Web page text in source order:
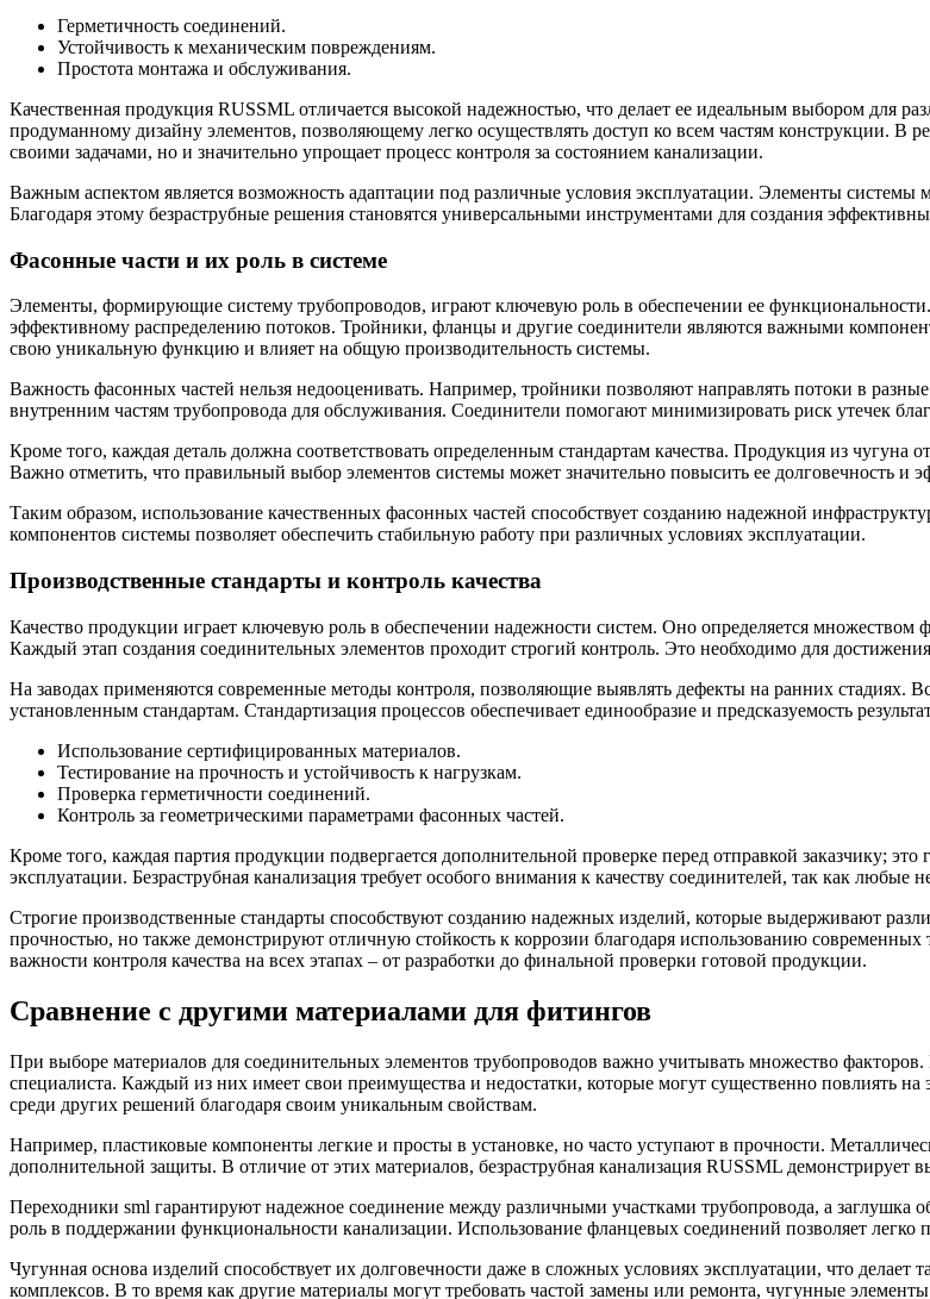
Герметичность соединений.
Устойчивость к механическим повреждениям.
Простота монтажа и обслуживания.
Качественная продукция RUSSML отличается высокой надежностью, что делает ее идеальным выбором для
продуманному дизайну элементов, позволяющему легко осуществлять доступ ко всем частям конструкции. В
своими задачами, но и значительно упрощает процесс контроля за состоянием канализации.
Важным аспектом является возможность адаптации под различные условия эксплуатации. Элементы
Благодаря этому безраструбные решения становятся универсальными инструментами для создания
Фасонные части и их роль в системе
Элементы, формирующие систему трубопроводов, играют ключевую роль в обеспечении ее
эффективному распределению потоков. Тройники, фланцы и другие соединители являются важными
свою уникальную функцию и влияет на общую производительность системы.
Важность фасонных частей нельзя недооценивать. Например, тройники позволяют направлять потоки в
внутренним частям трубопровода для обслуживания. Соединители помогают минимизировать риск утечек
Кроме того, каждая деталь должна соответствовать определенным стандартам качества. Продукция из
Важно отметить, что правильный выбор элементов системы может значительно повысить ее долговечность и
Таким образом, использование качественных фасонных частей способствует созданию надежной
компонентов системы позволяет обеспечить стабильную работу при различных условиях эксплуатации.
Производственные стандарты и контроль качества
Качество продукции играет ключевую роль в обеспечении надежности систем. Оно определяется множеством
Каждый этап создания соединительных элементов проходит строгий контроль. Это необходимо для
На заводах применяются современные методы контроля, позволяющие выявлять дефекты на ранних стадиях.
установленным стандартам. Стандартизация процессов обеспечивает единообразие и предсказуемость
Использование сертифицированных материалов.
Тестирование на прочность и устойчивость к нагрузкам.
Проверка герметичности соединений.
Контроль за геометрическими параметрами фасонных частей.
Кроме того, каждая партия продукции подвергается дополнительной проверке перед отправкой заказчику;
эксплуатации. Безраструбная канализация требует особого внимания к качеству соединителей, так как
Строгие производственные стандарты способствуют созданию надежных изделий, которые выдерживают
прочностью, но также демонстрируют отличную стойкость к коррозии благодаря использованию
важности контроля качества на всех этапах – от разработки до финальной проверки готовой продукции.
Сравнение с другими материалами для фитингов
При выборе материалов для соединительных элементов трубопроводов важно учитывать множество
специалиста. Каждый из них имеет свои преимущества и недостатки, которые могут существенно повлиять
среди других решений благодаря своим уникальным свойствам.
Например, пластиковые компоненты легкие и просты в установке, но часто уступают в прочности.
дополнительной защиты. В отличие от этих материалов, безраструбная канализация RUSSML
Переходники sml гарантируют надежное соединение между различными участками трубопровода, а
роль в поддержании функциональности канализации. Использование фланцевых соединений позволяет легко
Чугунная основа изделий способствует их долговечности даже в сложных условиях эксплуатации, что
комплексов. В то время как другие материалы могут требовать частой замены или ремонта, чугунные